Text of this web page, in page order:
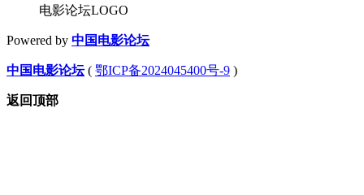
电影论坛LOGO
Powered by 中国电影论坛
中国电影论坛( 鄂ICP备2024045400号-9 )
返回顶部